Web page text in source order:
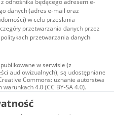
odnośnika będącego adresem e-
danych (adres e-mail oraz
w celu przesłania
przetwarzania danych przez
przetwarzania danych
w serwisie (z
audiowizualnych), są udostępniane
Commons: uznanie autorstwa
warunkach 4.0 (CC BY-SA 4.0).
w tym zdjęcia, materiały
na licencji typu
uznanie autorstwa użycie